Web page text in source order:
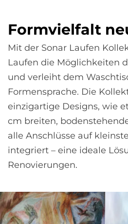
Form­viel­falt
Mit der Sonar Laufen
Laufen die Möglichkeiten
und verleiht dem
Formensprache. Die
einzigartige Designs, wie
cm breiten,
alle Anschlüsse auf
integriert – eine ideale
Renovierungen.